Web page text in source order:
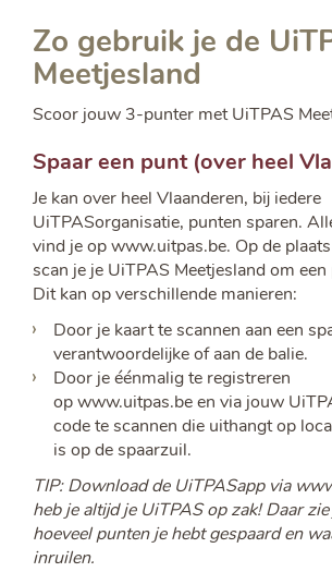
Zo gebruik je de
Meetjesland
Scoor jouw 3-punter met UiTPAS
Spaar een punt (over heel
Je kan over heel Vlaanderen, bij iedere
UiTPASorganisatie, punten sparen.
vind je op www.uitpas.be. Op de
scan je je UiTPAS Meetjesland om
Dit kan op verschillende manieren:
Door je kaart te scannen aan een
verantwoordelijke of aan de balie.
Door je éénmalig te registreren
op www.uitpas.be en via jouw
code te scannen die uithangt op
is op de spaarzuil.
TIP: Download de UiTPASapp via
heb je altijd je UiTPAS op zak! Daar
hoeveel punten je hebt gespaard en
inruilen.